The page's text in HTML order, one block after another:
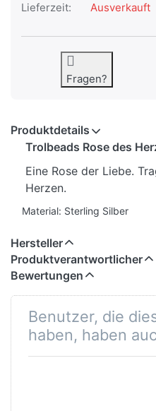
Lieferzeit: Ausverkauft
Fragen?
Produktdetails
Trolbeads Rose des
Eine Rose der Liebe.
Herzen.
Material: Sterling Silber
Hersteller
Produktverantwortlicher
Bewertungen
Benutzer, die
haben, haben